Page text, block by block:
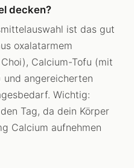
decken?
ist das gut
oxalatarmem
Calcium-Tofu (mit
und angereicherten
Wichtig:
Tag, da dein Körper
Calcium aufnehmen